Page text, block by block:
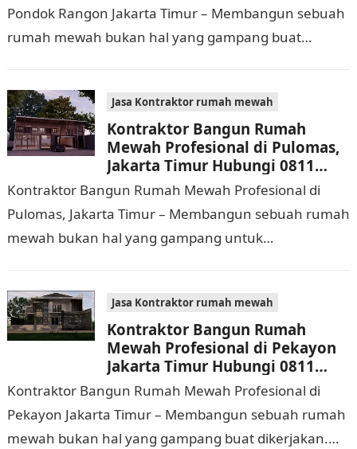
Pondok Rangon Jakarta Timur – Membangun sebuah
rumah mewah bukan hal yang gampang buat
Jasa Kontraktor rumah mewah
Kontraktor Bangun Rumah
Mewah Profesional di Pulomas,
Jakarta Timur Hubungi 0811
9933 588
Kontraktor Bangun Rumah Mewah Profesional di
Pulomas, Jakarta Timur – Membangun sebuah rumah
mewah bukan hal yang gampang untuk
Jasa Kontraktor rumah mewah
Kontraktor Bangun Rumah
Mewah Profesional di Pekayon
Jakarta Timur Hubungi 0811
9933 588
Kontraktor Bangun Rumah Mewah Profesional di
Pekayon Jakarta Timur – Membangun sebuah rumah
mewah bukan hal yang gampang buat dikerjakan.